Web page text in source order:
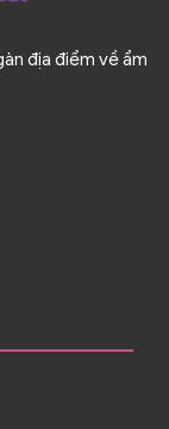
địa điểm về ẩm